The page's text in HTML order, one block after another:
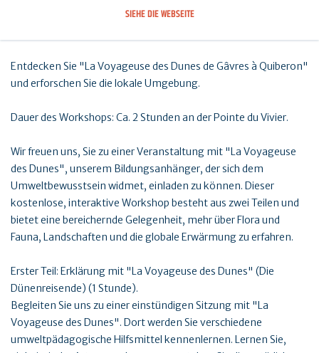
SIEHE DIE WEBSEITE
Entdecken Sie "La Voyageuse des Dunes de Gâvres à Quiberon"
und erforschen Sie die lokale Umgebung.
Dauer des Workshops: Ca. 2 Stunden an der Pointe du Vivier.
Wir freuen uns, Sie zu einer Veranstaltung mit "La Voyageuse
des Dunes", unserem Bildungsanhänger, der sich dem
Umweltbewusstsein widmet, einladen zu können. Dieser
kostenlose, interaktive Workshop besteht aus zwei Teilen und
bietet eine bereichernde Gelegenheit, mehr über Flora und
Fauna, Landschaften und die globale Erwärmung zu erfahren.
Erster Teil: Erklärung mit "La Voyageuse des Dunes" (Die
Dünenreisende) (1 Stunde).
Begleiten Sie uns zu einer einstündigen Sitzung mit "La
Voyageuse des Dunes". Dort werden Sie verschiedene
umweltpädagogische Hilfsmittel kennenlernen. Lernen Sie,